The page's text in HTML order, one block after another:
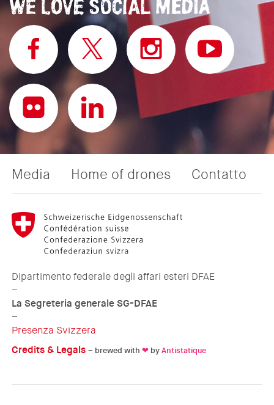
Media Home of drones Contatto
Dipartimento federale degli affari esteri DFAE
–
La Segreteria generale SG-DFAE
–
Presenza Svizzera
Credits & Legals – brewed with ❤ byAntistatique